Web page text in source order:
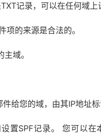
记录，可以在任何域上
的来源是合法的。
域。
给您的域，由其IP地址标
置SPF记录。 您可以在